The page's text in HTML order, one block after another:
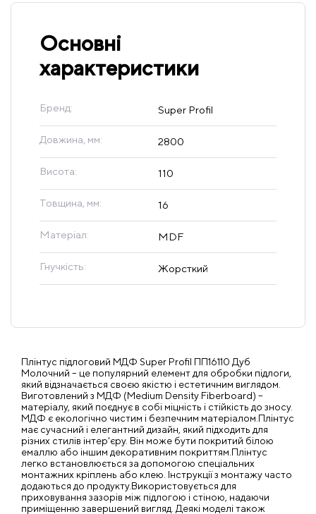
Основні
характеристики
Бренд: Super Profil
Довжина, мм: 2800
Висота: 110
Товщина, мм: 16
Матеріал: MDF
Гнучкість: Жорсткий
Плінтус підлоговий МДФ Super Profil ПП16110 Дуб
Молочний – це популярний елемент для обробки підлоги,
який відзначається своєю якістю і естетичним виглядом.
Виготовлений з МДФ (Medium Density Fiberboard) –
матеріалу, який поєднує в собі міцність і стійкість до зносу.
МДФ є екологічно чистим і безпечним матеріалом.Плінтус
має сучасний і елегантний дизайн, який підходить для
різних стилів інтер'єру. Він може бути покритий білою
емаллю або іншим декоративним покриттям.Плінтус
легко встановлюється за допомогою спеціальних
монтажних кріплень або клею. Інструкції з монтажу часто
додаються до продукту.Використовується для
приховування зазорів між підлогою і стіною, надаючи
приміщенню завершений вигляд. Деякі моделі також